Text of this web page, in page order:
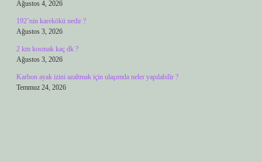
Ağustos 4, 2026
192’nin karekökü nedir ?
Ağustos 3, 2026
2 km kosmak kaç dk ?
Ağustos 3, 2026
Karbon ayak izini azaltmak için ulaşımda neler yapılabilir ?
Temmuz 24, 2026